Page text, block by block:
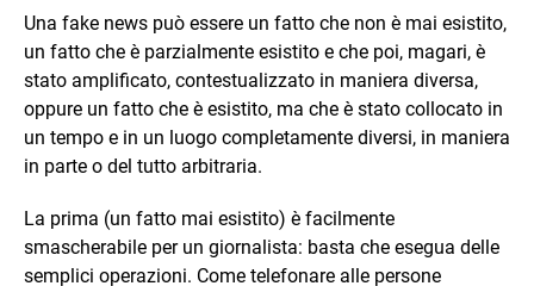
Una fake news può essere un fatto che non è mai esistito,
un fatto che è parzialmente esistito e che poi, magari, è
stato amplificato, contestualizzato in maniera diversa,
oppure un fatto che è esistito, ma che è stato collocato in
un tempo e in un luogo completamente diversi, in maniera
in parte o del tutto arbitraria.
La prima (un fatto mai esistito) è facilmente
smascherabile per un giornalista: basta che esegua delle
semplici operazioni. Come telefonare alle persone